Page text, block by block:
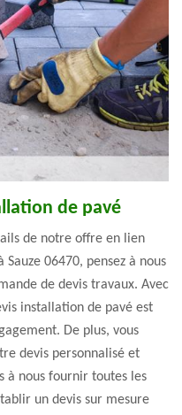
de pavé
de notre offre en lien
06470, pensez à nous
de devis travaux. Avec
installation de pavé est
De plus, vous
devis personnalisé et
à nous fournir toutes les
un devis sur mesure